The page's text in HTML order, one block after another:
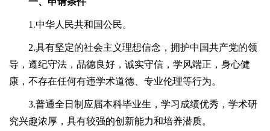
1.中华人民共和国公民。
2.具有坚定的社会主义理想信念，拥护中国共产党的领
导，遵纪守法，品德良好，诚实守信，学风端正，身心健
康，不存在任何有违学术道德、专业伦理等行为。
3.普通全日制应届本科毕业生，学习成绩优秀，学术研
究兴趣浓厚，具有较强的创新能力和培养潜质。